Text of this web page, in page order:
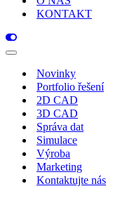
KONTAKT
Navigační
Novinky
Portfolio řešení
2D CAD
3D CAD
Správa dat
Simulace
Výroba
Marketing
Kontaktujte nás